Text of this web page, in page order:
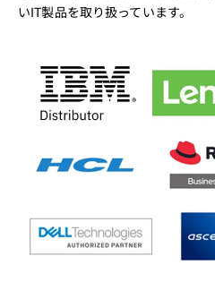
いIT製品を取り扱っています。